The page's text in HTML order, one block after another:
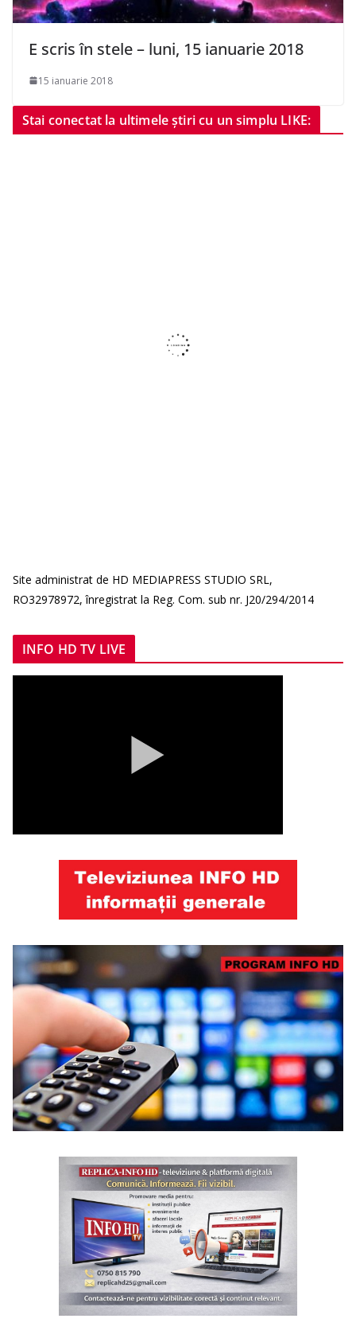
E scris în stele – luni, 15 ianuarie 2018
15 ianuarie 2018
Stai conectat la ultimele știri cu un simplu LIKE:
Site administrat de HD MEDIAPRESS STUDIO SRL,
RO32978972, înregistrat la Reg. Com. sub nr. J20/294/2014
INFO HD TV LIVE